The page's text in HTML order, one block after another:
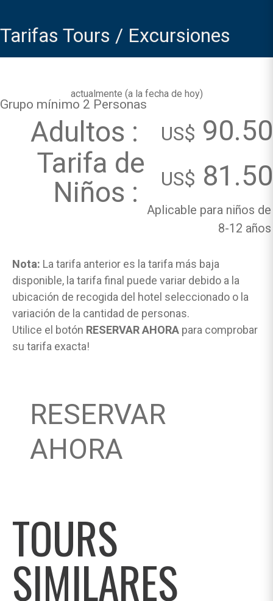
Tarifas Tours / Excursiones
actualmente (a la fecha de hoy)
Grupo mínimo 2 Personas
Adultos : US$ 90.50
Tarifa de
Niños :
US$ 81.50
Aplicable para niños de
8-12 años
Nota: La tarifa anterior es la tarifa más baja
disponible, la tarifa final puede variar debido a la
ubicación de recogida del hotel seleccionado o la
variación de la cantidad de personas.
Utilice el botón RESERVAR AHORA para comprobar
su tarifa exacta!
RESERVAR
AHORA
TOURS
SIMILARES